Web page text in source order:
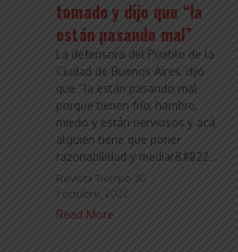
tomado y dijo que “la
están pasando mal”
La defensora del Pueblo de la
Ciudad de Buenos Aires, dijo
que “la están pasando mal
porque tienen frío, hambre,
miedo y están nerviosos y acá
alguien tiene que poner
razonabilidad y mediar&#822...
Revista Tiempo 30
1 octubre, 2022
Read More